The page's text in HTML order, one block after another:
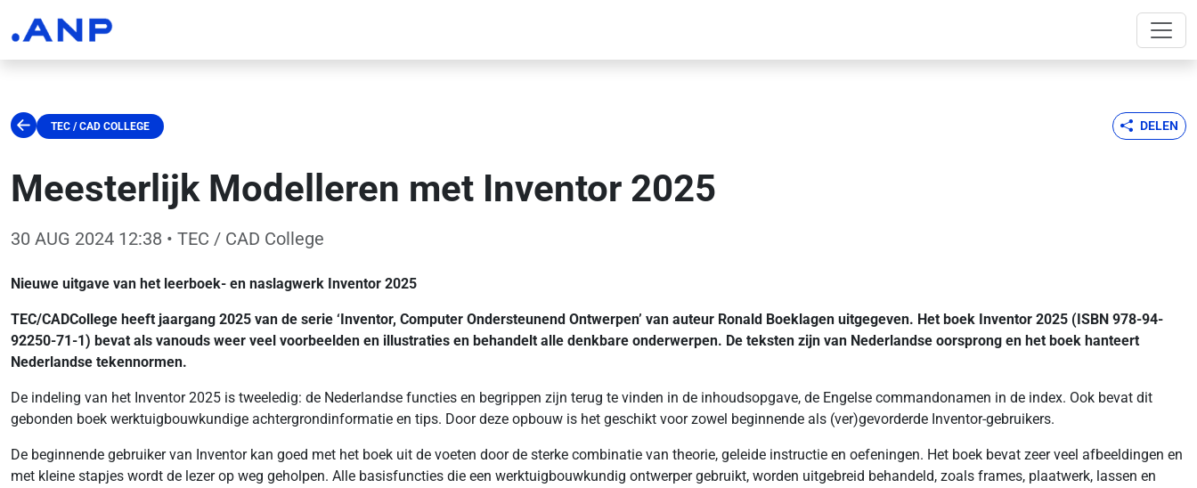
TEC / CAD COLLEGE DELEN
Meesterlijk Modelleren met Inventor 2025
30 AUG 2024 12:38 • TEC / CAD College
Nieuwe uitgave van het leerboek- en naslagwerk Inventor 2025
TEC/CADCollege heeft jaargang 2025 van de serie ‘Inventor, Computer Ondersteunend Ontwerpen’ van auteur Ronald Boeklagen uitgegeven. Het boek Inventor 2025 (ISBN 978-94-
92250-71-1) bevat als vanouds weer veel voorbeelden en illustraties en behandelt alle denkbare onderwerpen. De teksten zijn van Nederlandse oorsprong en het boek hanteert
Nederlandse tekennormen.
De indeling van het Inventor 2025 is tweeledig: de Nederlandse functies en begrippen zijn terug te vinden in de inhoudsopgave, de Engelse commandonamen in de index. Ook bevat dit
gebonden boek werktuigbouwkundige achtergrondinformatie en tips. Door deze opbouw is het geschikt voor zowel beginnende als (ver)gevorderde Inventor-gebruikers.
De beginnende gebruiker van Inventor kan goed met het boek uit de voeten door de sterke combinatie van theorie, geleide instructie en oefeningen. Het boek bevat zeer veel afbeeldingen en
met kleine stapjes wordt de lezer op weg geholpen. Alle basisfuncties die een werktuigbouwkundig ontwerper gebruikt, worden uitgebreid behandeld, zoals frames, plaatwerk, lassen en